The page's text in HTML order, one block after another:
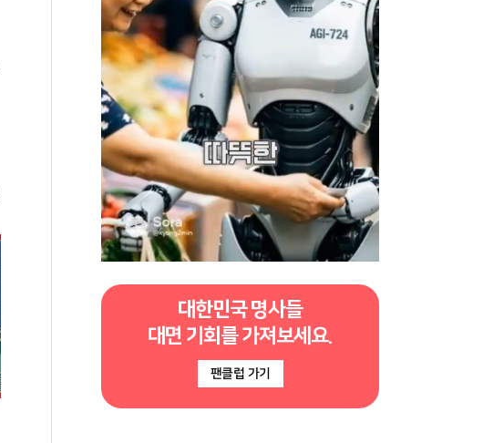
대한민국 명사들
대면 기회를 가져보세요.
팬클럽 가기